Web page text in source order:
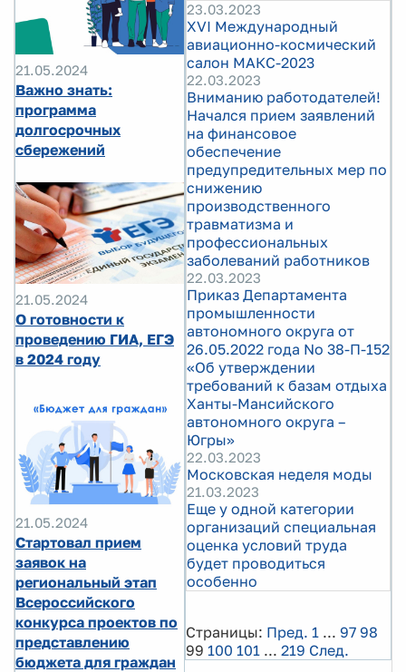
21.05.2024
Важно знать:
программа
долгосрочных
сбережений
21.05.2024
О готовности к
проведению ГИА, ЕГЭ
в 2024 году
21.05.2024
Стартовал прием
заявок на
региональный этап
Всероссийского
конкурса проектов по
представлению
бюджета для граждан
23.03.2023
XVI Международный
авиационно-космический
салон МАКС-2023
22.03.2023
Вниманию работодателей!
Начался прием заявлений
на финансовое
обеспечение
предупредительных мер по
снижению
производственного
травматизма и
профессиональных
заболеваний работников
22.03.2023
Приказ Департамента
промышленности
автономного округа от
26.05.2022 года No 38-П-152
«Об утверждении
требований к базам отдыха
Ханты-Мансийского
автономного округа –
Югры»
22.03.2023
Московская неделя моды
21.03.2023
Еще у одной категории
организаций специальная
оценка условий труда
будет проводиться
особенно
Страницы: Пред. 1 ... 97 98
99 100 101 ... 219 След.